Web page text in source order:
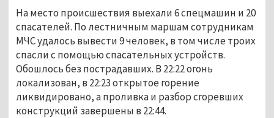
На место происшествия выехали 6 спецмашин и 20
спасателей. По лестничным маршам сотрудникам
МЧС удалось вывести 9 человек, в том числе троих
спасли с помощью спасательных устройств.
Обошлось без пострадавших. В 22:22 огонь
локализован, в 22:23 открытое горение
ликвидировано, а проливка и разбор сгоревших
конструкций завершены в 22:44.